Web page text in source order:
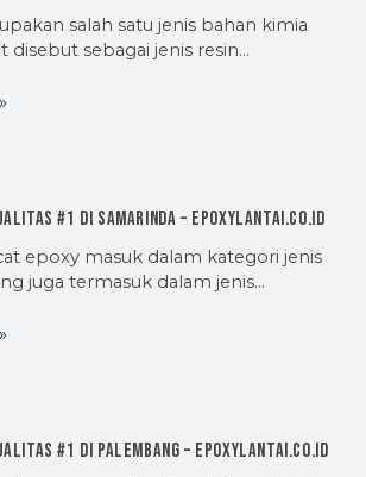
salah satu jenis bahan kimia
disebut sebagai jenis resin…
#1 di Samarinda – EpoxyLantai.co.id
epoxy masuk dalam kategori jenis
juga termasuk dalam jenis…
#1 di Palembang – EpoxyLantai.co.id